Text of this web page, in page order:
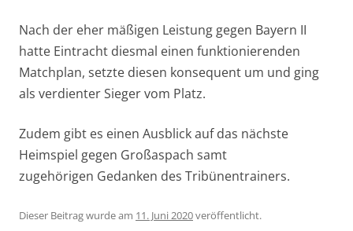
Nach der eher mäßigen Leistung gegen Bayern II
hatte Eintracht diesmal einen funktionierenden
Matchplan, setzte diesen konsequent um und ging
als verdienter Sieger vom Platz.
Zudem gibt es einen Ausblickauf das nächste
Heimspiel gegen Großaspach samt
zugehörigen Gedanken des Tribünentrainers.
Dieser Beitrag wurde am 11. Juni 2020veröffentlicht.